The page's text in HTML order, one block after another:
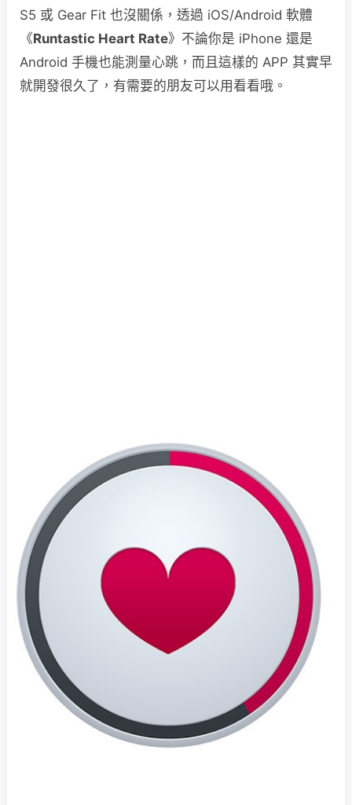
S5 或 Gear Fit 也沒關係，透過 iOS/Android 軟體
《Runtastic Heart Rate》不論你是 iPhone 還是
Android 手機也能測量心跳，而且這樣的 APP 其實早
就開發很久了，有需要的朋友可以用看看哦。